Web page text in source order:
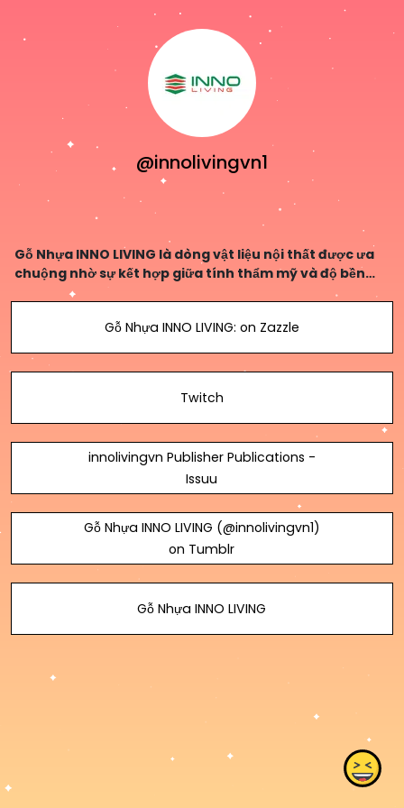
@innolivingvn1
Gỗ Nhựa INNO LIVING là dòng vật liệu nội thất được ưa
chuộng nhờ sự kết hợp giữa tính thẩm mỹ và độ bền
cao trong nhiều không gian sử dụng.
Gỗ Nhựa INNO LIVING: on Zazzle
Twitch
innolivingvn Publisher Publications -
Issuu
Gỗ Nhựa INNO LIVING (@innolivingvn1)
on Tumblr
Gỗ Nhựa INNO LIVING